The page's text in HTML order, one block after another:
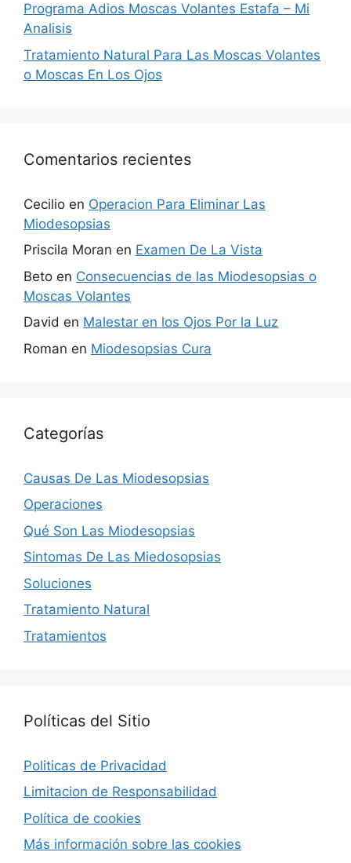
Programa Adios Moscas Volantes Estafa – Mi
Analisis
Tratamiento Natural Para Las Moscas Volantes
o Moscas En Los Ojos
Comentarios recientes
Cecilio en Operacion Para Eliminar Las
Miodesopsias
Priscila Moran en Examen De La Vista
Beto en Consecuencias de las Miodesopsias o
Moscas Volantes
David en Malestar en los Ojos Por la Luz
Roman en Miodesopsias Cura
Categorías
Causas De Las Miodesopsias
Operaciones
Qué Son Las Miodesopsias
Sintomas De Las Miedosopsias
Soluciones
Tratamiento Natural
Tratamientos
Políticas del Sitio
Politicas de Privacidad
Limitacion de Responsabilidad
Política de cookies
Más información sobre las cookies